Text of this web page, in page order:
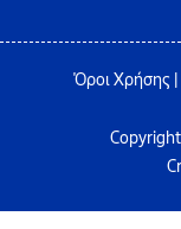
Όροι Χρήσης